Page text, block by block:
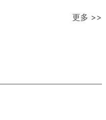
更多 >>